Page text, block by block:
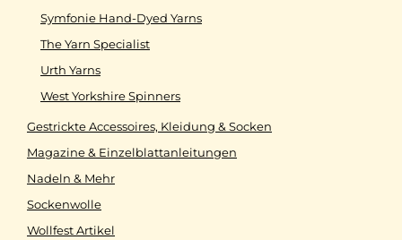
Symfonie Hand-Dyed Yarns
The Yarn Specialist
Urth Yarns
West Yorkshire Spinners
Gestrickte Accessoires, Kleidung & Socken
Magazine & Einzelblattanleitungen
Nadeln & Mehr
Sockenwolle
Wollfest Artikel